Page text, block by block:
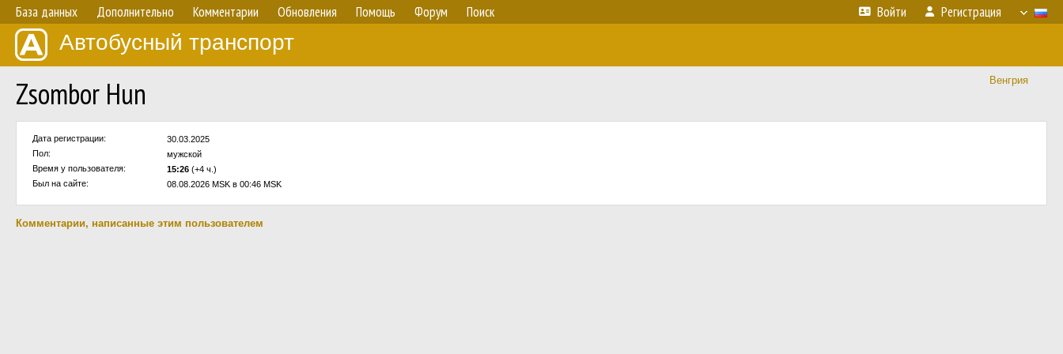
База данных Дополнительно Комментарии Обновления Помощь Форум Поиск Войти Регистрация
Автобусный транспорт
Венгрия
Zsombor Hun
Дата регистрации:
30.03.2025
Пол:
мужской
Время у пользователя:
15:26 (+4 ч.)
Был на сайте:
08.08.2026 MSK в 00:46 MSK
Комментарии, написанные этим пользователем